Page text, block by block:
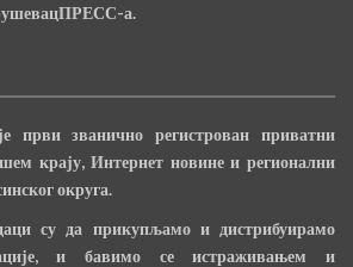
а.
званично регистрован приватни
крају, Интернет новине и регионални
округа.
су да прикупљамо и дистрибуирамо
и бавимо се истраживањем и